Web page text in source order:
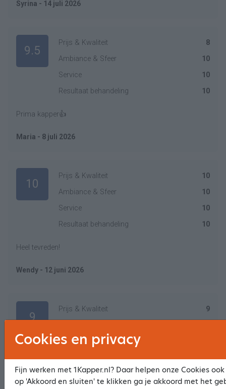
Syrina - 14 juli 2026
9.5
Prijs & Kwaliteit
8
Ambiance & Sfeer
10
Service
10
Resultaat behandeling
10
Prima kapper👍
Maria - 8 juli 2026
10
Prijs & Kwaliteit
10
Ambiance & Sfeer
10
Service
10
Resultaat behandeling
10
Heel tevreden!
Wendy - 12 juni 2026
9
Prijs & Kwaliteit
9
Service
Resultaat behandeling
9
Fijne kapsalon, goed geknipt voor een mooie prijs.
Cookies en privacy
Fijn werken met 1Kapper.nl? Daar helpen onze Cookies
op 'Akkoord en sluiten' te klikken ga je akkoord met het